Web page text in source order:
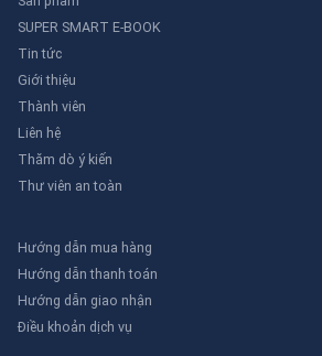
SUPER SMART E-BOOK
Tin tức
Giới thiệu
Thành viên
Liên hệ
Thăm dò ý kiến
Thư viên an toàn
Hướng dẫn mua hàng
Hướng dẫn thanh toán
Hướng dẫn giao nhận
Điều khoản dịch vụ